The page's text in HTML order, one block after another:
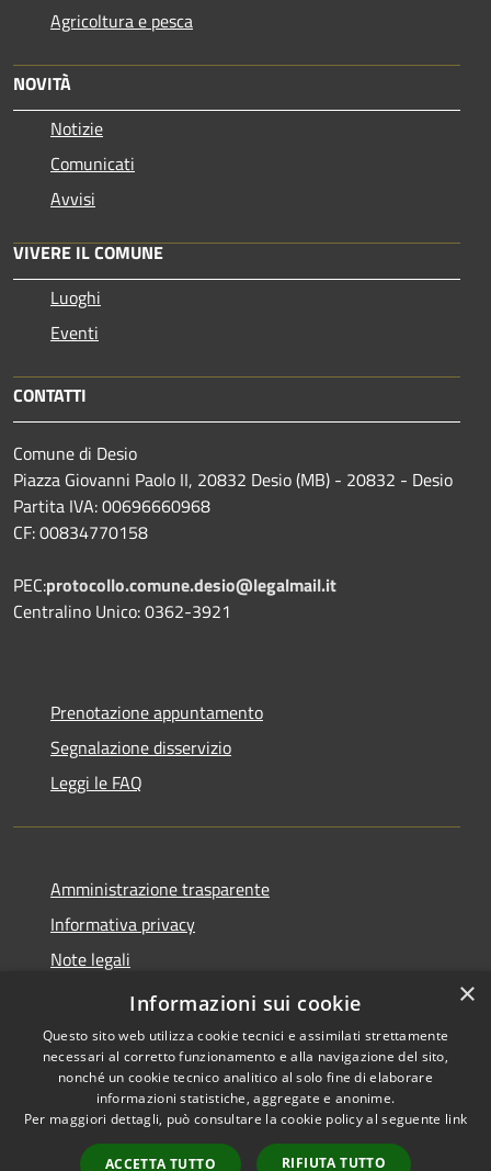
Agricoltura e pesca
NOVITÀ
Notizie
Comunicati
Avvisi
VIVERE IL COMUNE
Luoghi
Eventi
CONTATTI
Comune di Desio
Piazza Giovanni Paolo II, 20832 Desio (MB) - 20832 - Desio
Partita IVA: 00696660968
CF: 00834770158
PEC:protocollo.comune.desio@legalmail.it
Centralino Unico: 0362-3921
Prenotazione appuntamento
Segnalazione disservizio
Leggi le FAQ
Amministrazione trasparente
Informativa privacy
Note legali
Dichiarazione di accessibilità
Accessibilità
Copyright © 2026 • Comune di
Desio • Powered by
Municipium• Accesso
×
Informazioni sui cookie
Questo sito web utilizza cookie tecnici e assimilati strettamente
necessari al corretto funzionamento e alla navigazione del sito,
nonché un cookie tecnico analitico al solo fine di elaborare
informazioni statistiche, aggregate e anonime.
Per maggiori dettagli, può consultare la cookie policy al seguente link
ACCETTA TUTTO RIFIUTA TUTTO